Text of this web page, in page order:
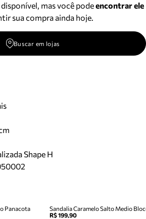
mas você podeencontrar ele
sua compra ainda hoje.
Buscar em lojas
Shape H
Panacota
R$ 199,90